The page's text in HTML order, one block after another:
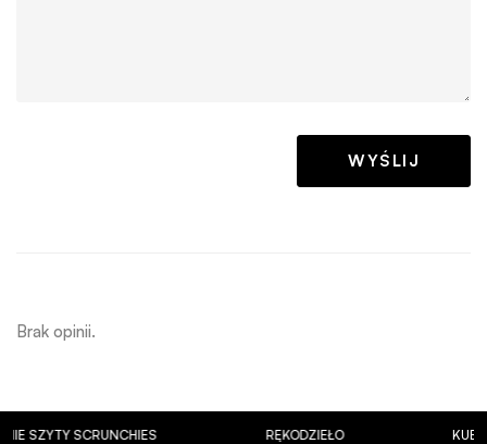
Brak opinii.
SCRUNCHIES RĘKODZIEŁO KUBKI Z